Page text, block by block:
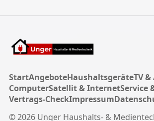
StartAngeboteHaushaltsgeräteTV
ComputerSatellit & InternetService
Vertrags-CheckImpressum
©2026Unger Haushalts- &